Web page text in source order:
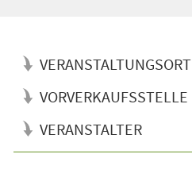
VERANSTALTUNGSORT
VORVERKAUFSSTELLE
VERANSTALTER